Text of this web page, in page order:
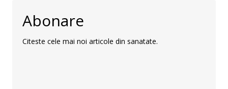
Abonare
Citeste cele mai noi articole din sanatate.